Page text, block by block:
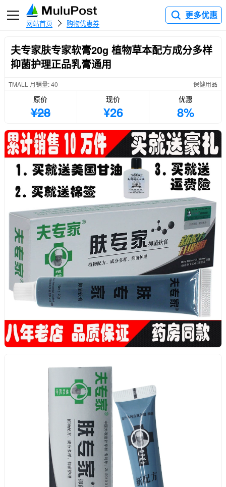
网站首页 购物优惠券
更多优惠
夫专家肤专家软膏20g 植物草本配方成分多样
抑菌护理正品乳膏通用
TMALL 月销量: 40 保健用品
原价
¥28
现价
¥26
优惠
8%